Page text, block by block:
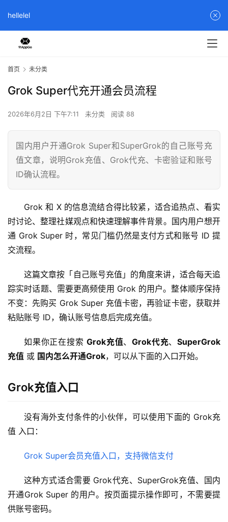
首页 未分类
Grok Super代充开通会员流程
2026年6月2日 下午7:11 未分类 阅读 88
国内用户开通Grok Super和SuperGrok的自己账号充
值文章，说明Grok充值、Grok代充、卡密验证和账号
ID确认流程。
Grok 和 X 的信息流结合得比较紧，适合追热点、看实
时讨论、整理社媒观点和快速理解事件背景。国内用户想开
通 Grok Super 时，常见门槛仍然是支付方式和账号 ID 提
交流程。
这篇文章按「自己账号充值」的角度来讲，适合每天追
踪实时话题、需要更高频使用 Grok 的用户。整体顺序保持
不变：先购买 Grok Super 充值卡密，再验证卡密，获取并
粘贴账号 ID，确认账号信息后完成充值。
如果你正在搜索 Grok充值、 Grok代充、 SuperGrok
充值 或 国内怎么开通Grok，可以从下面的入口开始。
Grok充值入口
没有海外支付条件的小伙伴，可以使用下面的 Grok充
值 入口：
Grok Super会员充值入口，支持微信支付
这种方式适合需要 Grok代充、SuperGrok充值、国内
开通Grok Super 的用户。按页面提示操作即可，不需要提
供账号密码。
hellelel